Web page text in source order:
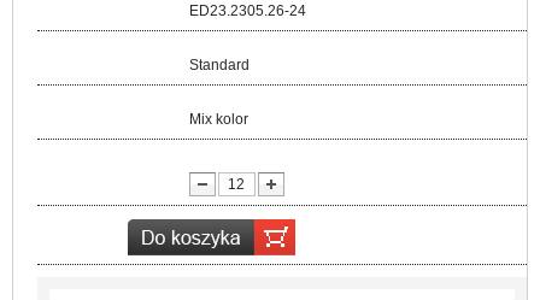
ED23.2305.26-24
Standard
Mix kolor